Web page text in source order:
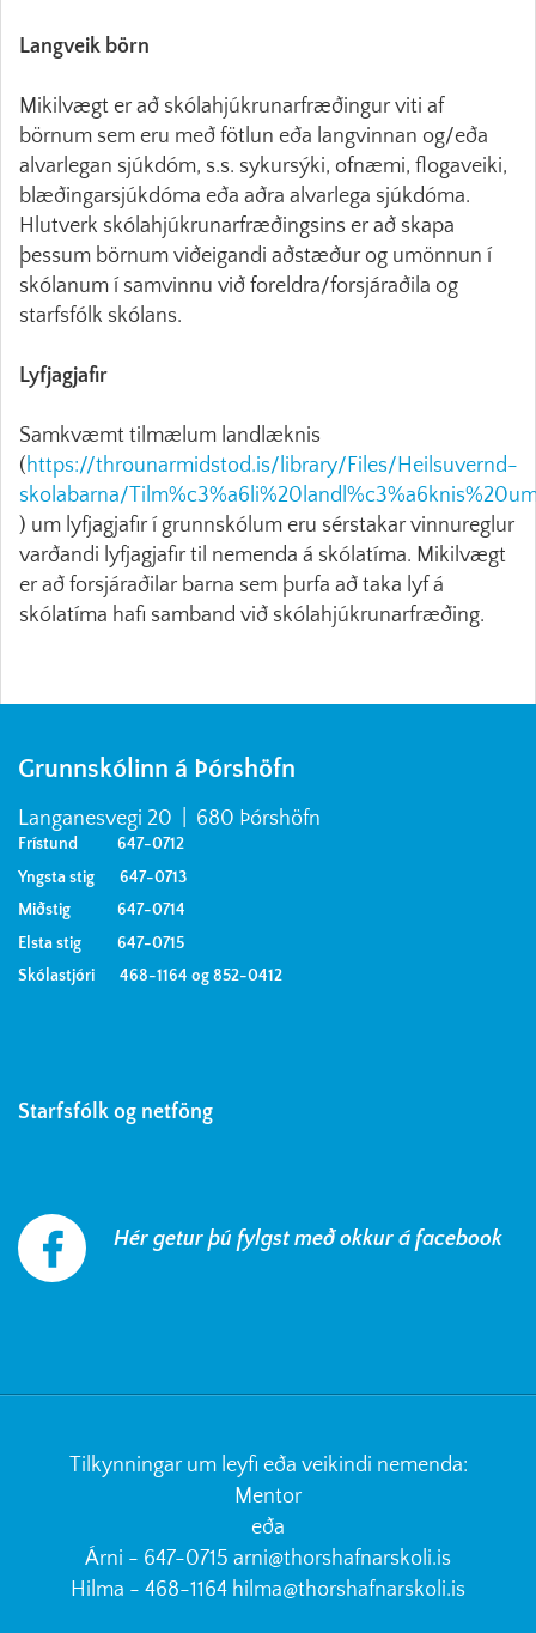
Langveik börn
Mikilvægt er að skólahjúkrunarfræðingur viti af
börnum sem eru með fötlun eða langvinnan og/eða
alvarlegan sjúkdóm, s.s. sykursýki, ofnæmi, flogaveiki,
blæðingarsjúkdóma eða aðra alvarlega sjúkdóma.
Hlutverk skólahjúkrunarfræðingsins er að skapa
þessum börnum viðeigandi aðstæður og umönnun í
skólanum í samvinnu við foreldra/forsjáraðila og
starfsfólk skólans.
Lyfjagjafir
Samkvæmt tilmælum landlæknis
(https://throunarmidstod.is/library/Files/Heilsuvernd-
skolabarna/
) um lyfjagjafir í grunnskólum eru sérstakar vinnureglur
varðandi lyfjagjafir til nemenda á skólatíma. Mikilvægt
er að forsjáraðilar barna sem þurfa að taka lyf á
skólatíma hafi samband við skólahjúkrunarfræðing.
Grunnskólinn á Þórshöfn
Langanesvegi 20 | 680 Þórshöfn
Frístund 647-0712
Yngsta stig 647-0713
Miðstig 647-0714
Elsta stig 647-0715
Skólastjóri 468-1164 og 852-0412
Starfsfólk og netföng
Hér getur þú fylgst með okkur á facebook
Tilkynningar um leyfi eða veikindi nemenda:
Mentor
eða
Árni - 647-0715 arni@thorshafnarskoli.is
Hilma - 468-1164 hilma@thorshafnarskoli.is